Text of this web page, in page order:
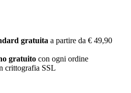
gratuita a partire da € 49,90
gratuito con ogni ordine
crittografia SSL